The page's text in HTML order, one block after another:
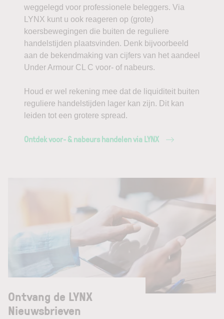
weggelegd voor professionele beleggers. Via
LYNX kunt u ook reageren op (grote)
koersbewegingen die buiten de reguliere
handelstijden plaatsvinden. Denk bijvoorbeeld
aan de bekendmaking van cijfers van het aandeel
Under Armour CL C voor- of nabeurs.
Houd er wel rekening mee dat de liquiditeit buiten
reguliere handelstijden lager kan zijn. Dit kan
leiden tot een grotere spread.
Ontdek voor- & nabeurs handelen via LYNX
Ontvang de LYNX
Nieuwsbrieven